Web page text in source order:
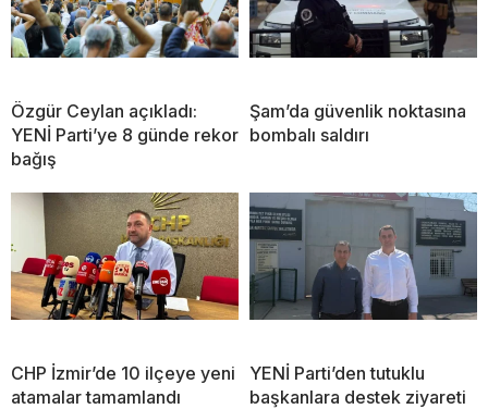
Özgür Ceylan açıkladı:
YENİ Parti’ye 8 günde rekor
bağış
Şam’da güvenlik noktasına
bombalı saldırı
CHP İzmir’de 10 ilçeye yeni
atamalar tamamlandı
YENİ Parti’den tutuklu
başkanlara destek ziyareti